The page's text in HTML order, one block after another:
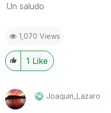
Un saludo
1,070 Views
1 Like
Joaquin_Lazaro